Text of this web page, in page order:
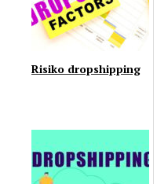
Risiko dropshipping